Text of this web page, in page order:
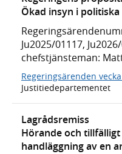
Ökad insyn i
Ju2025/01117,
chefstjänsteman:
Regeringsärenden
Justitiedepartementet
Lagrådsremiss
Hörande och
handläggning av en